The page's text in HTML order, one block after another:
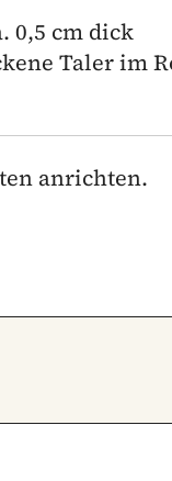
0,5 cm dick
Taler im
anrichten.